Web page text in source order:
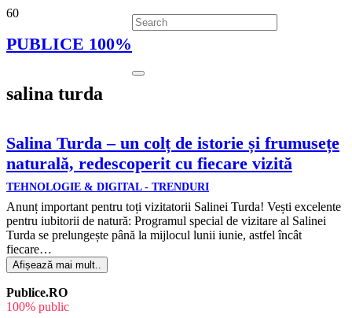
PUBLICE 100%
salina turda
Salina Turda – un colț de istorie și frumusețe
naturală, redescoperit cu fiecare vizită
TEHNOLOGIE & DIGITAL - TRENDURI
Anunț important pentru toți vizitatorii Salinei Turda! Vești excelente
pentru iubitorii de natură: Programul special de vizitare al Salinei
Turda se prelungește până la mijlocul lunii iunie, astfel încât
fiecare…
Afișează mai mult..
Publice.RO
100% public